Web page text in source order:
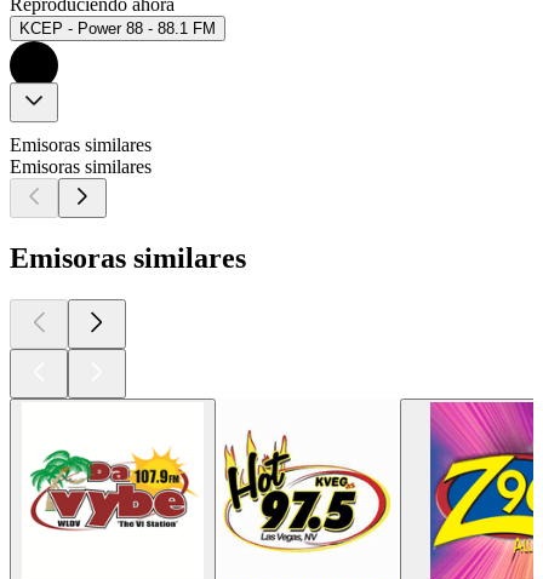
Reproduciendo ahora
KCEP - Power 88 - 88.1 FM
Emisoras similares
Emisoras similares
Emisoras similares